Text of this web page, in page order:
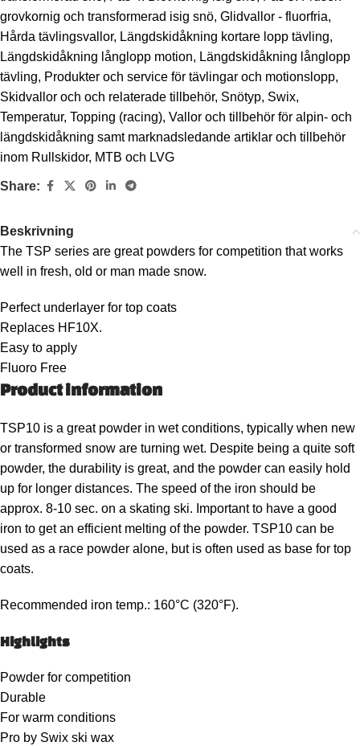
grovkornig och transformerad isig snö, Glidvallor - fluorfria,
Hårda tävlingsvallor, Längdskidåkning kortare lopp tävling,
Längdskidåkning långlopp motion, Längdskidåkning långlopp
tävling, Produkter och service för tävlingar och motionslopp,
Skidvallor och och relaterade tillbehör, Snötyp, Swix,
Temperatur, Topping (racing), Vallor och tillbehör för alpin- och
längdskidåkning samt marknadsledande artiklar och tillbehör
inom Rullskidor, MTB och LVG
Share:
Beskrivning
The TSP series are great powders for competition that works
well in fresh, old or man made snow.
Perfect underlayer for top coats
Replaces HF10X.
Easy to apply
Fluoro Free
Product information
TSP10 is a great powder in wet conditions, typically when new
or transformed snow are turning wet. Despite being a quite soft
powder, the durability is great, and the powder can easily hold
up for longer distances. The speed of the iron should be
approx. 8-10 sec. on a skating ski. Important to have a good
iron to get an efficient melting of the powder. TSP10 can be
used as a race powder alone, but is often used as base for top
coats.
Recommended iron temp.: 160°C (320°F).
Highlights
Powder for competition
Durable
For warm conditions
Pro by Swix ski wax